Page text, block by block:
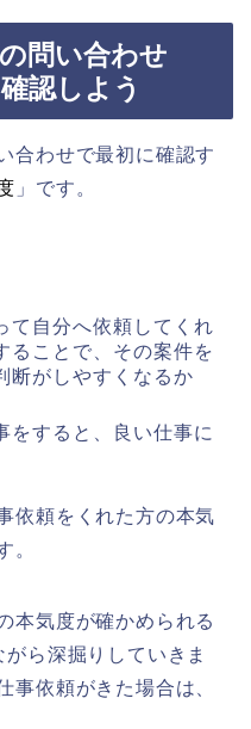
問い合わせ
認しよう
合わせで最初に確認す
」です。
て自分へ依頼してくれ
ることで、その案件を
断がしやすくなるか
をすると、良い仕事に
依頼をくれた方の本気
。
本気度が確かめられる
ら深掘りしていきま
依頼がきた場合は、